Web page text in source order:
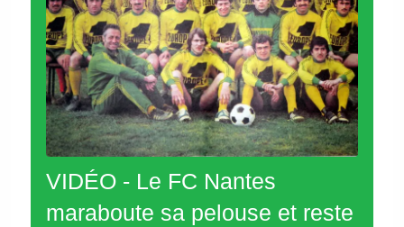
VIDÉO - Le FC Nantes
maraboute sa pelouse et reste